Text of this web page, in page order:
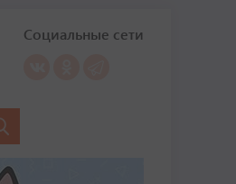
Социальные сети